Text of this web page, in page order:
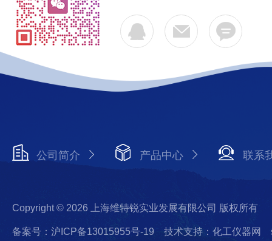
公司简介 产品中心 联系
Copyright © 2026 上海维特锐实业发展有限公司 版权所有
备案号：沪ICP备13015955号-19 技术支持：化工仪器网